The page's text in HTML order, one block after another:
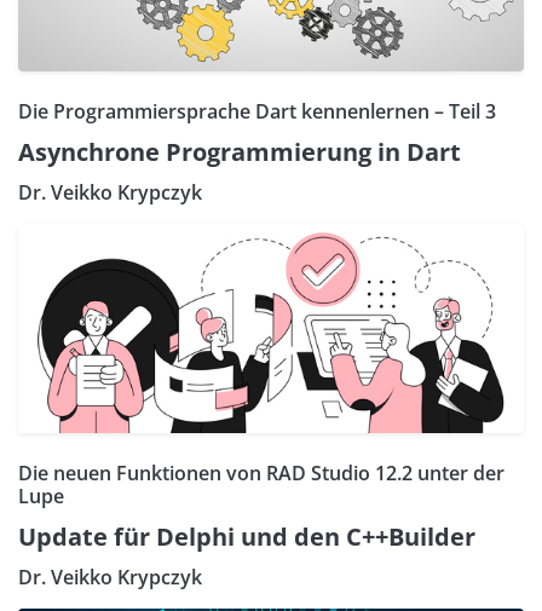
Die Programmiersprache Dart kennenlernen – Teil 3
Asynchrone Programmierung in Dart
Dr. Veikko Krypczyk
Die neuen Funktionen von RAD Studio 12.2 unter der
Lupe
Update für Delphi und den C++Builder
Dr. Veikko Krypczyk